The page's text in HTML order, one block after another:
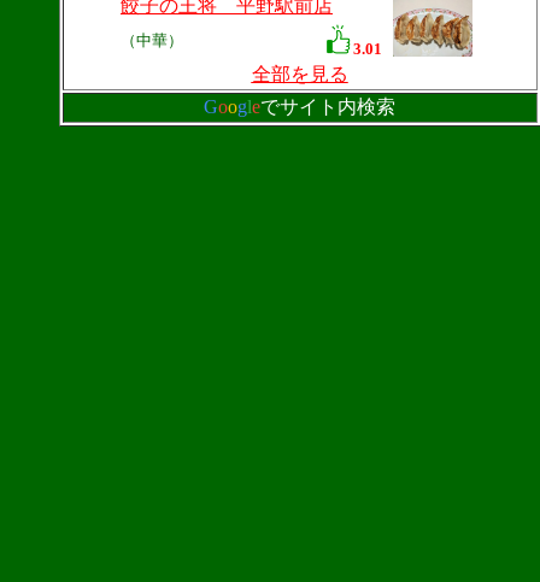
餃子の王将 平野駅前店
（中華） 3.01
全部を見る
Googleでサイト内検索